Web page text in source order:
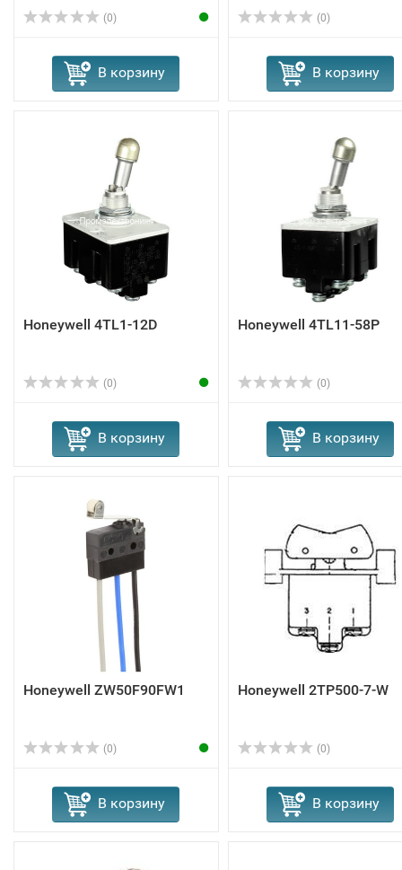
(0)
В корзину
(0)
В корзину
Honeywell 4TL1-12D
(0)
В корзину
Honeywell 4TL11-58P
(0)
В корзину
Honeywell ZW50F90FW1
(0)
В корзину
Honeywell 2TP500-7-W
(0)
В корзину